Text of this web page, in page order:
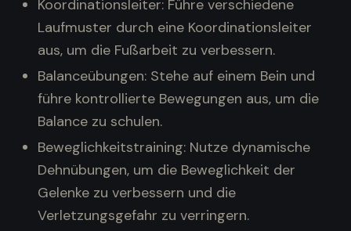
Koordinationsleiter: Führe verschiedene
Laufmuster durch eine Koordinationsleiter
aus, um die Fußarbeit zu verbessern.
Balanceübungen: Stehe auf einem Bein und
führe kontrollierte Bewegungen aus, um die
Balance zu schulen.
Beweglichkeitstraining: Nutze dynamische
Dehnübungen, um die Beweglichkeit der
Gelenke zu verbessern und die
Verletzungsgefahr zu verringern.